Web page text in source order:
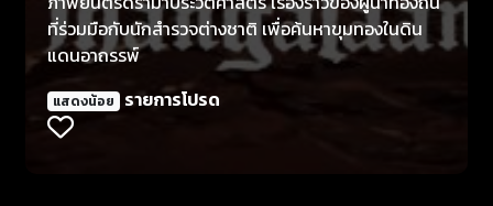
ที่ร่วมมือกับนักสำรวจต่างชาติ เพื่อค้นหาขุมทองในดิน
แดนอาถรรพ์
แสดงน้อย รายการโปรด